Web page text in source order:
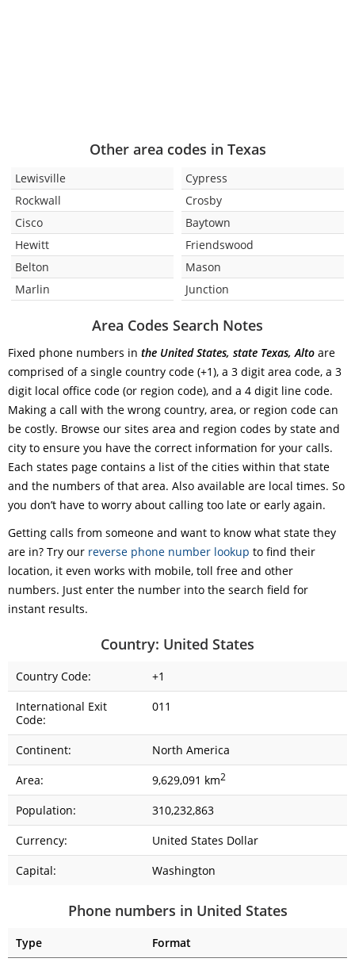
Other area codes in Texas
Lewisville
Rockwall
Cisco
Hewitt
Belton
Marlin
Cypress
Crosby
Baytown
Friendswood
Mason
Junction
Area Codes Search Notes
Fixed phone numbers in the United States, state Texas, Alto are
comprised of a single country code (+1), a 3 digit area code, a 3
digit local office code (or region code), and a 4 digit line code.
Making a call with the wrong country, area, or region code can
be costly. Browse our sites area and region codes by state and
city to ensure you have the correct information for your calls.
Each states page contains a list of the cities within that state
and the numbers of that area. Also available are local times. So
you don’t have to worry about calling too late or early again.
Getting calls from someone and want to know what state they
are in? Try our reverse phone number lookup to find their
location, it even works with mobile, toll free and other
numbers. Just enter the number into the search field for
instant results.
Country: United States
Country Code:
+1
International Exit
Code:
011
Continent:
North America
Area:
9,629,091 km2
Population:
310,232,863
Currency:
United States Dollar
Capital:
Washington
Phone numbers in United States
Type
Format